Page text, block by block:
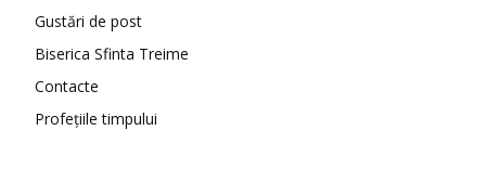
Gustări de post
Biserica Sfinta Treime
Contacte
Profețiile timpului